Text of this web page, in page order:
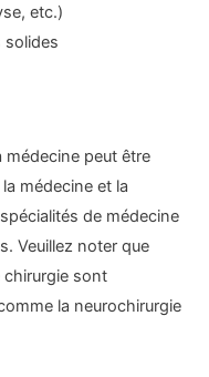
etc.)
solides
médecine peut être
médecine et la
de médecine
Veuillez noter que
chirurgie sont
la neurochirurgie